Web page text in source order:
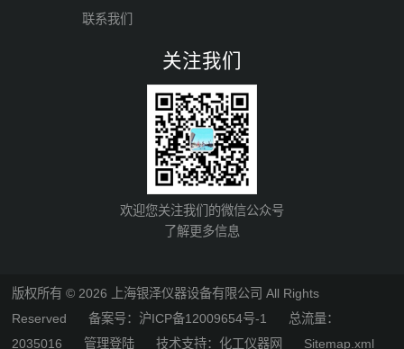
联系我们
关注我们
欢迎您关注我们的微信公众号
了解更多信息
版权所有 © 2026 上海银泽仪器设备有限公司 All Rights
Reserved备案号：沪ICP备12009654号-1
总流量：
2035016 管理登陆 技术支持：化工仪器网 Sitemap.xml